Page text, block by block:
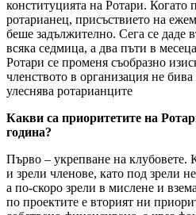
конституцията на Ротари. Когато
ротарианец, присъствието на
беше задължително. Сега се даде
всяка седмица, а два пъти в
Ротари се променя съобразно
членството в организация не
улеснява ротарианците
Какви са приоритетите на
година?
Първо – укрепване на клубовете.
и зрели членове, като под зрели
а по-скоро зрели в мислене и
по проектите е вторият ни